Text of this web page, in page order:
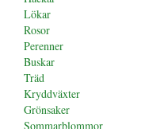
Lökar
Rosor
Perenner
Buskar
Träd
Kryddväxter
Grönsaker
Sommarblommor